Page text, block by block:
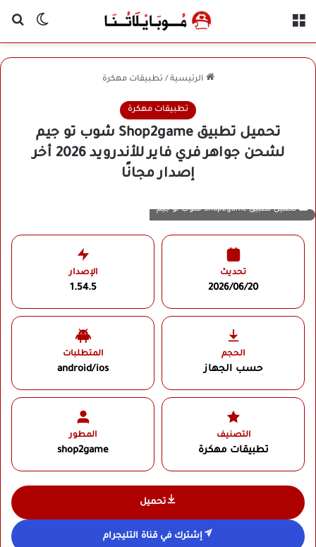
الوضع
الرئيسية / تطبيقات مهكرة
تطبيقات مهكرة
تحميل تطبيق Shop2game شوب تو جيم
لشحن جواهر فري فاير للأندرويد 2026 أخر
إصدار مجانًا
تحميل تطبيق Shop2game شوب تو جيم
تحديث
2026/06/20
الإصدار
1.54.5
الحجم
حسب الجهاز
المتطلبات
android/ios
التصنيف
تطبيقات مهكرة
المطور
shop2game
تحميل
إشترك في قناة التليجرام